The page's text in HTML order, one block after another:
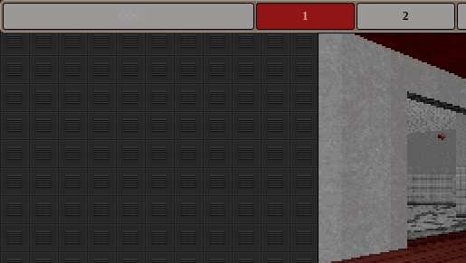
1 2